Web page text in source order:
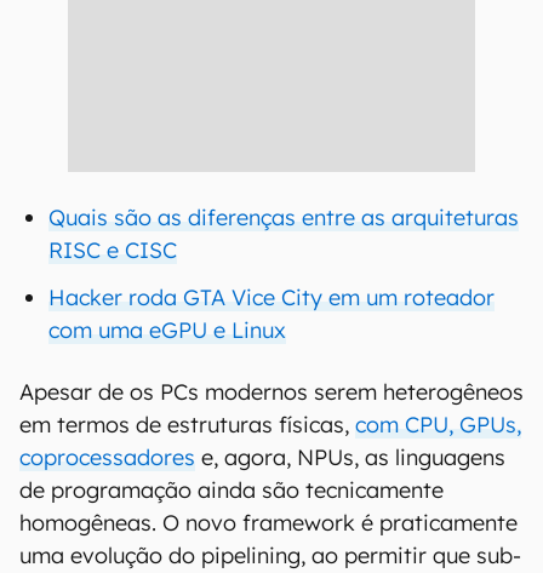
Quais são as diferenças entre as arquiteturas
RISC e CISC
Hacker roda GTA Vice City em um roteador
com uma eGPU e Linux
Apesar de os PCs modernos serem heterogêneos
em termos de estruturas físicas, com CPU, GPUs,
coprocessadores e, agora, NPUs, as linguagens
de programação ainda são tecnicamente
homogêneas. O novo framework é praticamente
uma evolução do pipelining, ao permitir que sub-